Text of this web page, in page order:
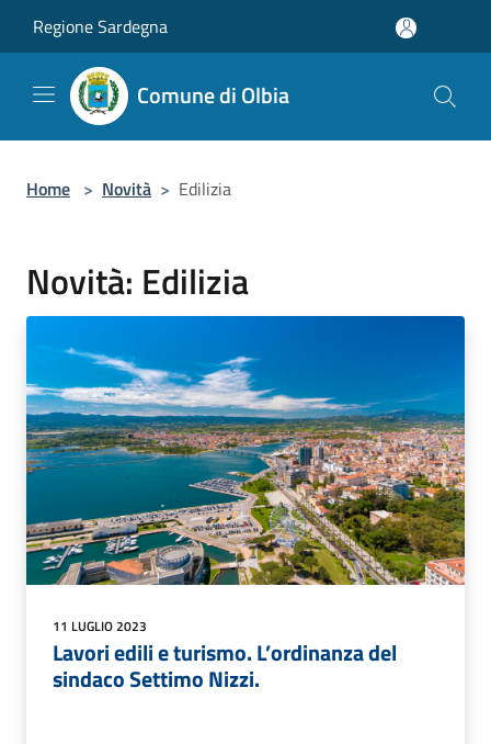
Regione Sardegna
Comune di Olbia
Home > Novità > Edilizia
Novità: Edilizia
11 LUGLIO 2023
Lavori edili e turismo. L’ordinanza del
sindaco Settimo Nizzi.